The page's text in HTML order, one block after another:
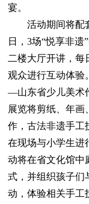
宴。
活动期间将配套
日，3场“悦享非
二楼大厅开讲，每
观众进行互动体验
—山东省少儿美术
展览将剪纸、年画
作，古法非遗手工
在现场与小学生进
动将在省文化馆中
式，并组织孩子们
动，体验相关手工